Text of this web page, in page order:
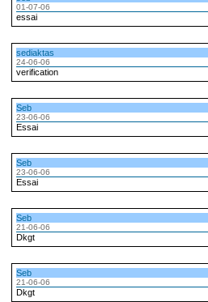
01-07-06
essai
sediaktas
24-06-06
verification
Seb
23-06-06
Essai
Seb
23-06-06
Essai
Seb
21-06-06
Dkgt
Seb
21-06-06
Dkgt